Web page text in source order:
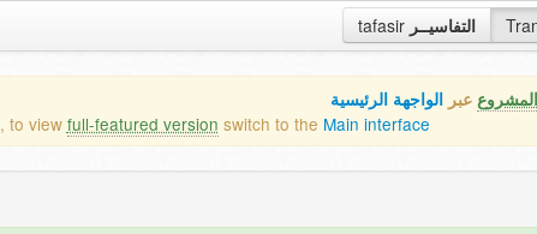
tafasir التفاسيــر
عبر الواجهة الرئيسية
to view full-featured version switch to the Main interface